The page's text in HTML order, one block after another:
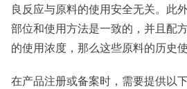
良反应与原料的使用安全无关。此
部位和使用方法是一致的，并且配
的使用浓度，那么这些原料的历史
在产品注册或备案时，需要提供以